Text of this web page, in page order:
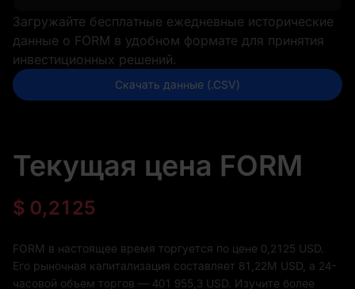
Загружайте бесплатные ежедневные исторические
данные о FORM в удобном формате для принятия
инвестиционных решений.
Скачать данные (.CSV)
Текущая цена FORM
$ 0,2125
FORM в настоящее время торгуется по цене 0,2125 USD.
Его рыночная капитализация составляет 81,22M USD, а 24-
часовой объем торгов — 401 955,3 USD. Изучите более